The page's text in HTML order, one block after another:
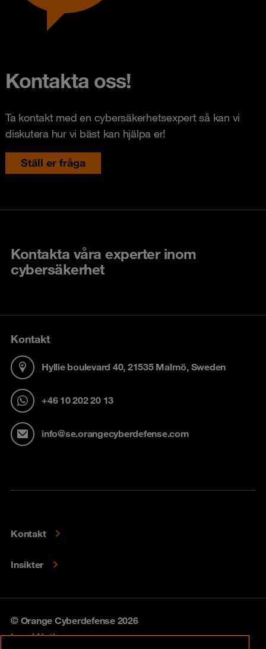
Kontakta oss!
Ta kontakt med en cybersäkerhetsexpert så kan vi
diskutera hur vi bäst kan hjälpa er!
Ställ er fråga
Kontakta våra experter inom
cybersäkerhet
Kontakt
Hyllie boulevard 40, 21535 Malmö, Sweden
+46 10 202 20 13
info@se.orangecyberdefense.com
Kontakt
Insikter
© Orange Cyberdefense 2026
Legal Notice